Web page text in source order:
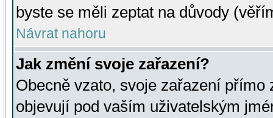
byste se měli zeptat na důvody
Návrat nahoru
Jak změní svoje zařazení?
Obecně vzato, svoje zařazení přímo
objevují pod vaším uživatelským